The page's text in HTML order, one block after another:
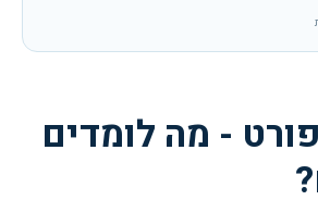
- מה לומדים